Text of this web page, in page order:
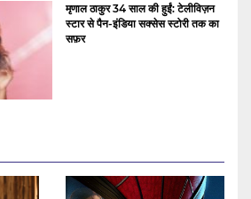
मृणाल ठाकुर 34 साल की हुईं: टेलीविज़न
स्टार से पैन-इंडिया सक्सेस स्टोरी तक का
सफ़र